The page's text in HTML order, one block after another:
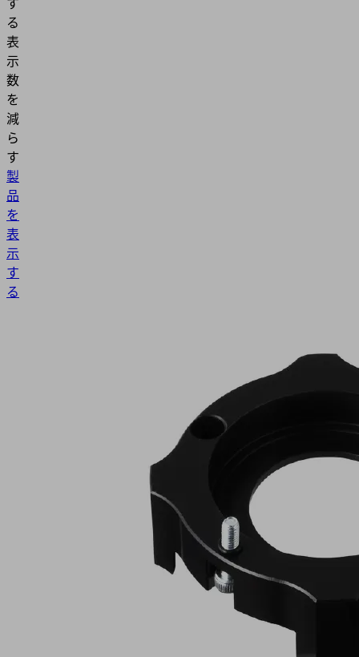
る
表
示
数
を
減
ら
す
製
品
を
表
示
す
る